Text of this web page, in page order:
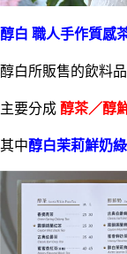
醇白 職人手作質感
醇白所販售的飲料
主要分成 醇茶／醇
其中醇白茉莉鮮奶綠